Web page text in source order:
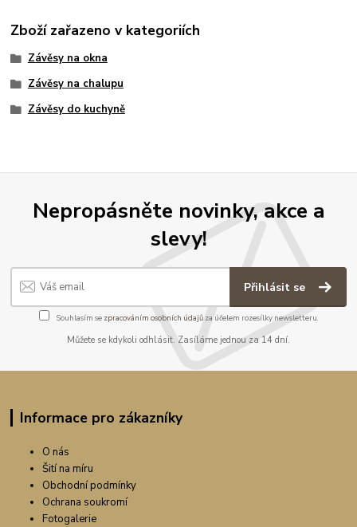
Zboží zařazeno v kategoriích
Závěsy na okna
Závěsy na chalupu
Závěsy do kuchyně
Nepropásněte novinky, akce a
slevy!
Přihlásit se
Souhlasím se zpracováním osobních údajůza účelem rozesílky newsletteru.
Můžete se kdykoli odhlásit. Zasíláme jednou za 14 dní.
Informace pro zákazníky
O nás
Šití na míru
Obchodní podmínky
Ochrana soukromí
Fotogalerie